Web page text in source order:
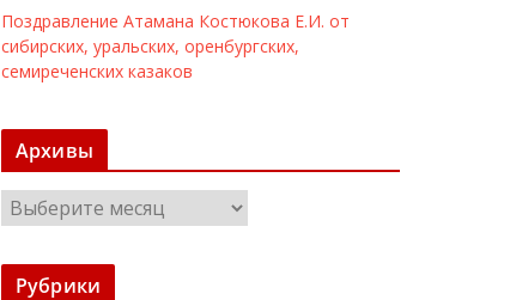
Поздравление Атамана Костюкова Е.И. от
сибирских, уральских, оренбургских,
семиреченских казаков
Архивы
р
х
Рубрики